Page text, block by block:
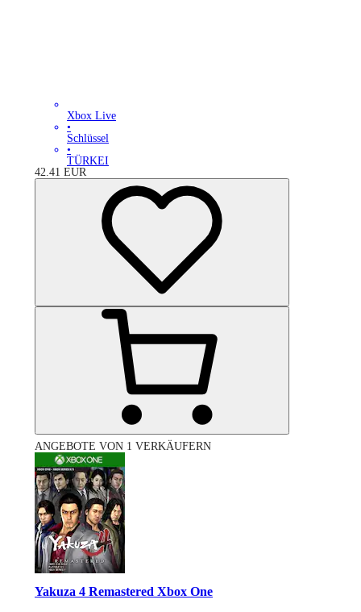
Xbox Live
•
Schlüssel
•
TÜRKEI
42.41 EUR
ANGEBOTE VON 1 VERKÄUFERN
Yakuza 4 Remastered Xbox One